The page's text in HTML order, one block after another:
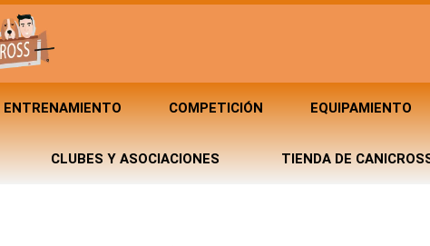
ENTRENAMIENTO COMPETICIÓN EQUIPAMIENTO
CLUBES Y ASOCIACIONES TIENDA DE